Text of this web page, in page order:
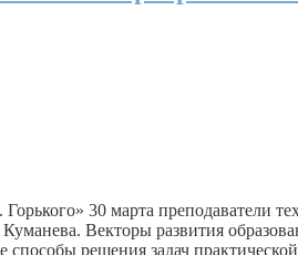
30 марта преподаватели
Векторы развития
решения задач